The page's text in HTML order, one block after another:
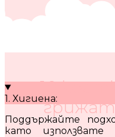
10
1. Хигиена:
Поддържайте
като